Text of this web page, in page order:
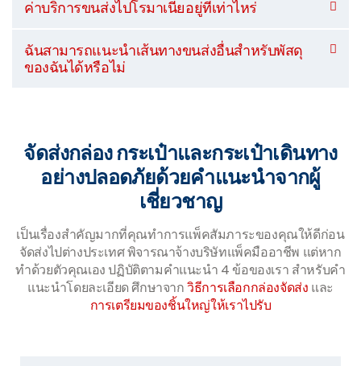
ค่าบริการขนส่งไปโรมาเนียอยู่ที่เท่าไหร่
ฉันสามารถแนะนำเส้นทางขนส่งอื่นสำหรับพัสดุ
ของฉันได้หรือไม่
จัดส่งกล่อง กระเป๋าและกระเป๋าเดินทาง
อย่างปลอดภัยด้วยคำแนะนำจากผู้
เชี่ยวชาญ
เป็นเรื่องสำคัญมากที่คุณทำการแพ็คสัมภาระของคุณให้ดีก่อน
จัดส่งไปต่างประเทศ พิจารณาจ้างบริษัทแพ็คมืออาชีพ แต่หาก
ทำด้วยตัวคุณเอง ปฏิบัติตามคำแนะนำ 4 ข้อของเรา สำหรับคำ
แนะนำโดยละเอียด ศึกษาจากวิธีการเลือกกล่องจัดส่ง และ
การเตรียมของชิ้นใหญ่ให้เราไปรับ